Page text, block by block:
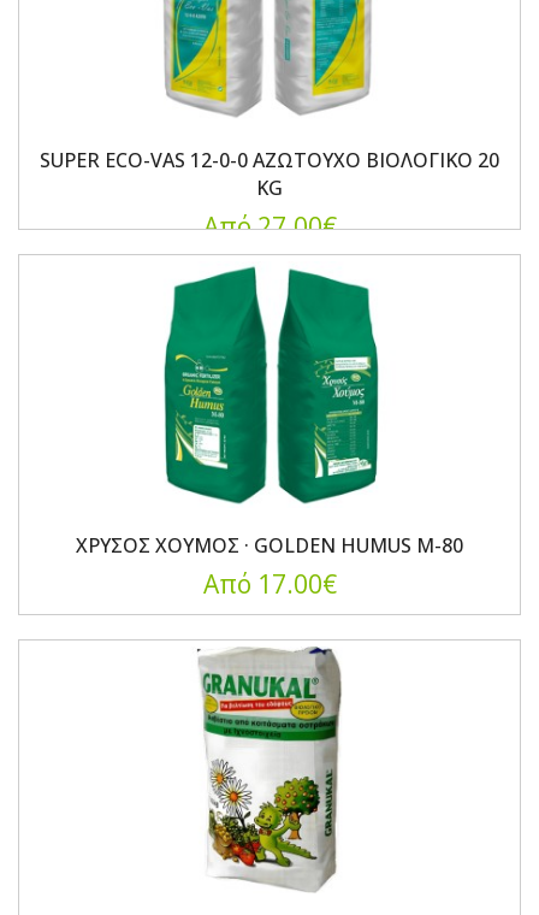
SUPER ECO-VAS 12-0-0 ΑΖΩΤΟΥΧΟ ΒΙΟΛΟΓΙΚΟ 20
KG
Από 27.00€
ΧΡΥΣΟΣ ΧΟΥΜΟΣ · GOLDEN HUMUS M-80
Από 17.00€